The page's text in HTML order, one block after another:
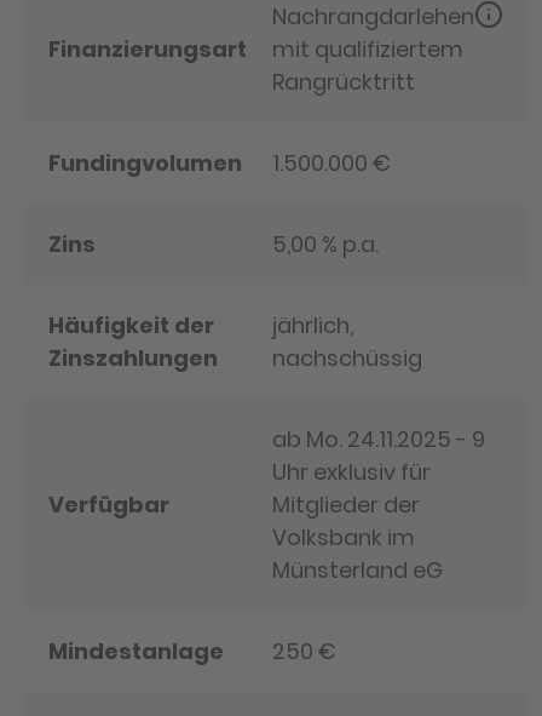
Finanzierungsart
Nachrangdarlehen
mit qualifiziertem
Rangrücktritt
Fundingvolumen 1.500.000 €
Zins 5,00 % p.a.
Häufigkeit der
Zinszahlungen
jährlich,
nachschüssig
Verfügbar
ab Mo. 24.11.2025 - 9
Uhr exklusiv für
Mitglieder der
Volksbank im
Münsterland eG
Mindestanlage 250 €